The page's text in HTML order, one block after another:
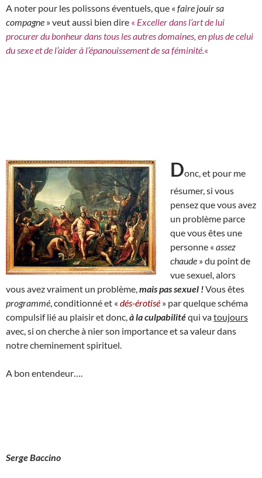
A noter pour les polissons éventuels, que « faire jouir sa
compagne » veut aussi bien dire « Exceller dans l’art de lui
procurer du bonheur dans tous les autres domaines, en plus de celui
du sexe et de l’aider à l’épanouissement de sa féminité. «
Donc, et pour me
résumer, si vous
pensez que vous avez
un problème parce
que vous êtes une
personne « assez
chaude » du point de
vue sexuel, alors
vous avez vraiment un problème, mais pas sexuel !Vous êtes
programmé , conditionné et « dés-érotisé » par quelque schéma
compulsif lié au plaisir et donc, à la culpabilitéqui vatoujours
avec, si on cherche à nier son importance et sa valeur dans
notre cheminement spirituel.
A bon entendeur….
Serge Baccino